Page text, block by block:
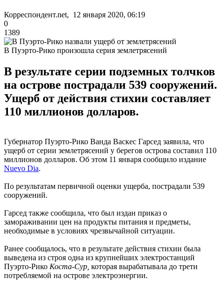
Корреспондент.net, 12 января 2020, 06:19
0
1389
В Пуэрто-Рико произошла серия землетрясений
В результате серии подземных толчков
на острове пострадали 539 сооружений.
Ущерб от действия стихии составляет
110 миллионов долларов.
Губернатор Пуэрто-Рико Ванда Васкес Гарсед заявила, что
ущерб от серии землетрясений у берегов острова составил 110
миллионов долларов. Об этом 11 января сообщило издание
Nuevo Dia.
По результатам первичной оценки ущерба, пострадали 539
сооружений.
Гарсед также сообщила, что был издан приказ о
замораживании цен на продукты питания и предметы,
необходимые в условиях чрезвычайной ситуации.
Ранее сообщалось, что в результате действия стихии была
выведена из строя одна из крупнейших электростанций
Пуэрто-Рико Коста-Сур, которая вырабатывала до трети
потребляемой на острове электроэнергии.